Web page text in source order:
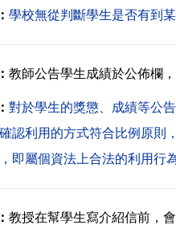
學校無從判斷學生是否有到
教師公告學生成績於公佈欄
對於學生的獎懲、成績等公
認利用的方式符合比例原則
即屬個資法上合法的利用行為
教授在幫學生寫介紹信前，